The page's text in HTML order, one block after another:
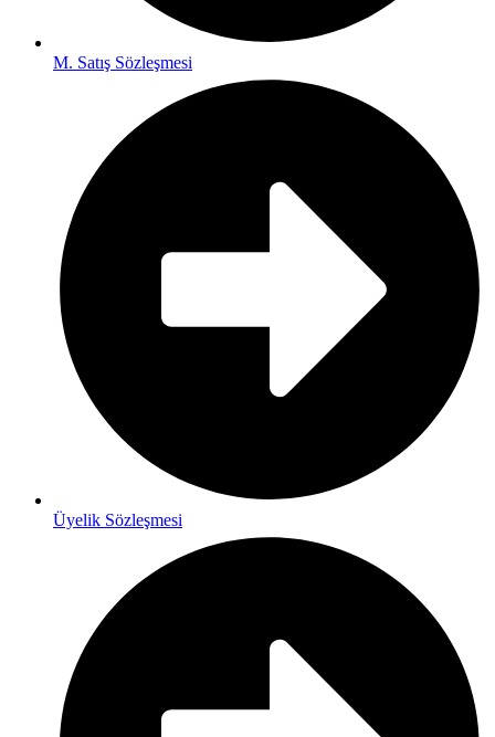
M. Satış Sözleşmesi
Üyelik Sözleşmesi